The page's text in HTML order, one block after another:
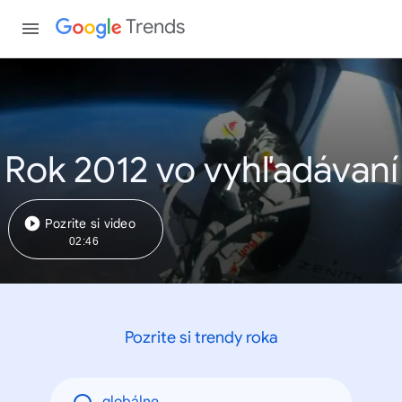
Trends
Rok 2012 vo vyhľadávaní
Pozrite si video
02:46
Pozrite si trendy roka